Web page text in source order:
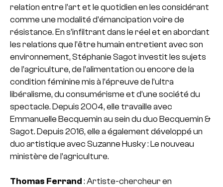
relation entre l’art et le quotidien en les considérant
comme une modalité d’émancipation voire de
résistance. En s’infiltrant dans le réel et en abordant
les relations que l’être humain entretient avec son
environnement, Stéphanie Sagot investit les sujets
de l’agriculture, de l’alimentation ou encore de la
condition féminine mis à l’épreuve de l’ultra
libéralisme, du consumérisme et d’une société du
spectacle. Depuis 2004, elle travaille avec
Emmanuelle Becquemin au sein du duo Becquemin &
Sagot. Depuis 2016, elle a également développé un
duo artistique avec Suzanne Husky : Le nouveau
ministère de l’agriculture.
Thomas Ferrand : Artiste-chercheur en